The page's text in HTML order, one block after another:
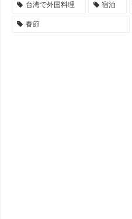
台湾で外国料理 宿泊
春節